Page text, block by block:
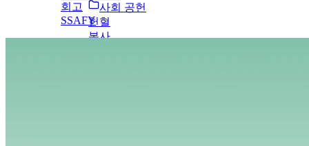
사회 공헌
헌혈
봉사
회고
SSAFY